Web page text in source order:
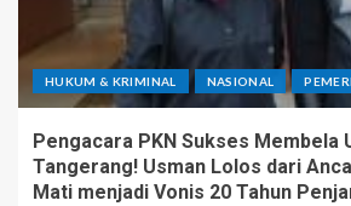
HUKUM & KRIMINAL NASIONAL
Pengacara PKN Sukses Membela
Tangerang! Usman Lolos dari
Mati menjadi Vonis 20 Tahun